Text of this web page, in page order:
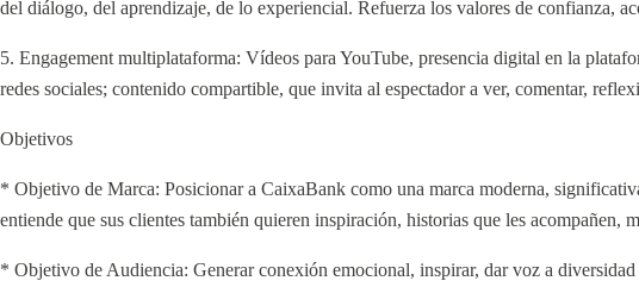
del diálogo, del aprendizaje, de lo experiencial. Refuerza los valores de confianza,
5. Engagement multiplataforma: Vídeos para YouTube, presencia digital en la
redes sociales; contenido compartible, que invita al espectador a ver, comentar,
Objetivos
* Objetivo de Marca: Posicionar a CaixaBank como una marca moderna,
entiende que sus clientes también quieren inspiración, historias que les acompañen,
* Objetivo de Audiencia: Generar conexión emocional, inspirar, dar voz a